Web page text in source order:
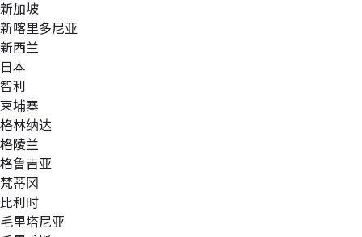
新加坡
新喀里多尼亚
新西兰
日本
智利
柬埔寨
格林纳达
格陵兰
格鲁吉亚
梵蒂冈
比利时
毛里塔尼亚